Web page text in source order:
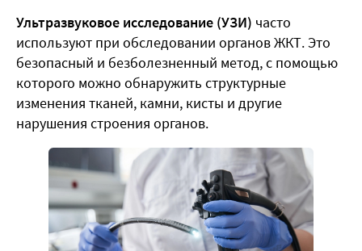
Ультразвуковое исследование (УЗИ) часто
используют при обследовании органов ЖКТ. Это
безопасный и безболезненный метод, с помощью
которого можно обнаружить структурные
изменения тканей, камни, кисты и другие
нарушения строения органов.